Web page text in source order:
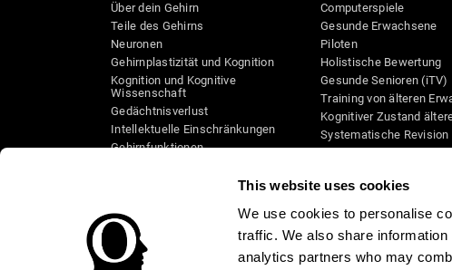
This website uses cookies
We use cookies to personalise
traffic. We also share
analytics partners who may
Über dein Gehirn
Teile des Gehirns
Neuronen
Gehirnplastizität und Kognition
Kognition und Kognitive
Wissenschaft
Gedächtnisverlust
Intellektuelle Einschränkungen
Gehirnfunktionen
Wahrnehmung
Aufmerksamkeit
Computerspiele
Gesunde Erwachsene
Piloten
Holistische Bewertung
Gesunde Senioren (iTV)
Training von älteren
Kognitiver Zustand
Systematische Revision